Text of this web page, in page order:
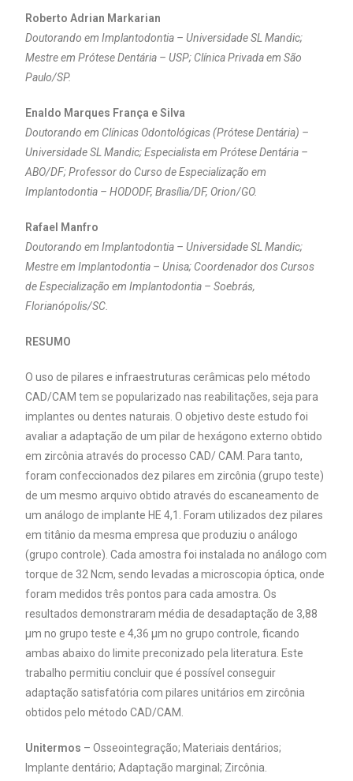
Roberto Adrian Markarian
Doutorando em Implantodontia – Universidade SL Mandic;
Mestre em Prótese Dentária – USP; Clínica Privada em São
Paulo/SP.
Enaldo Marques França e Silva
Doutorando em Clínicas Odontológicas (Prótese Dentária) –
Universidade SL Mandic; Especialista em Prótese Dentária –
ABO/DF; Professor do Curso de Especialização em
Implantodontia – HODODF, Brasília/DF, Orion/GO.
Rafael Manfro
Doutorando em Implantodontia – Universidade SL Mandic;
Mestre em Implantodontia – Unisa; Coordenador dos Cursos
de Especialização em Implantodontia – Soebrás,
Florianópolis/SC.
RESUMO
O uso de pilares e infraestruturas cerâmicas pelo método
CAD/CAM tem se popularizado nas reabilitações, seja para
implantes ou dentes naturais. O objetivo deste estudo foi
avaliar a adaptação de um pilar de hexágono externo obtido
em zircônia através do processo CAD/ CAM. Para tanto,
foram confeccionados dez pilares em zircônia (grupo teste)
de um mesmo arquivo obtido através do escaneamento de
um análogo de implante HE 4,1. Foram utilizados dez pilares
em titânio da mesma empresa que produziu o análogo
(grupo controle). Cada amostra foi instalada no análogo com
torque de 32 Ncm, sendo levadas a microscopia óptica, onde
foram medidos três pontos para cada amostra. Os
resultados demonstraram média de desadaptação de 3,88
μm no grupo teste e 4,36 μm no grupo controle, ficando
ambas abaixo do limite preconizado pela literatura. Este
trabalho permitiu concluir que é possível conseguir
adaptação satisfatória com pilares unitários em zircônia
obtidos pelo método CAD/CAM.
Unitermos – Osseointegração; Materiais dentários;
Implante dentário; Adaptação marginal; Zircônia.